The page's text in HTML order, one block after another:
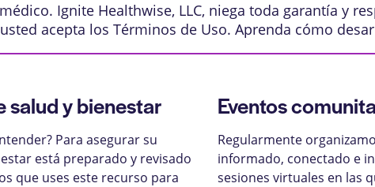
Ignite Healthwise, LLC, niega toda garantía y
acepta los Términos de Uso. Aprenda cómo
salud y bienestar
Para asegurar su
está preparado y revisado
que uses este recurso para
Eventos
Regularmente
informado, conectado e
sesiones virtuales en las